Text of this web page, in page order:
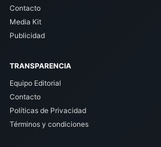
Contacto
Media Kit
Publicidad
TRANSPARENCIA
Equipo Editorial
Contacto
Políticas de Privacidad
Términos y condiciones